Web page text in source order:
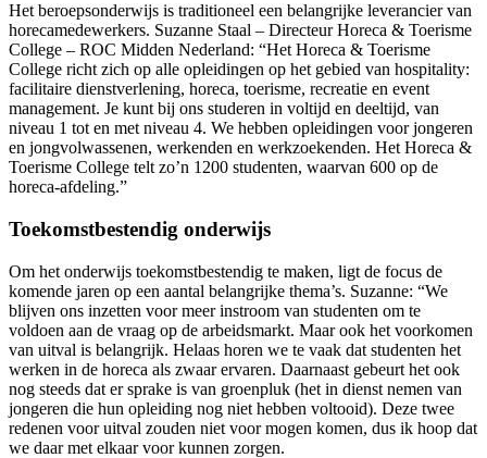
Het beroepsonderwijs is traditioneel een belangrijke leverancier van
horecamedewerkers. Suzanne Staal – Directeur Horeca & Toerisme
College – ROC Midden Nederland: “Het Horeca & Toerisme
College richt zich op alle opleidingen op het gebied van hospitality:
facilitaire dienstverlening, horeca, toerisme, recreatie en event
management. Je kunt bij ons studeren in voltijd en deeltijd, van
niveau 1 tot en met niveau 4. We hebben opleidingen voor jongeren
en jongvolwassenen, werkenden en werkzoekenden. Het Horeca &
Toerisme College telt zo’n 1200 studenten, waarvan 600 op de
horeca-afdeling.”
Toekomstbestendig onderwijs
Om het onderwijs toekomstbestendig te maken, ligt de focus de
komende jaren op een aantal belangrijke thema’s. Suzanne: “We
blijven ons inzetten voor meer instroom van studenten om te
voldoen aan de vraag op de arbeidsmarkt. Maar ook het voorkomen
van uitval is belangrijk. Helaas horen we te vaak dat studenten het
werken in de horeca als zwaar ervaren. Daarnaast gebeurt het ook
nog steeds dat er sprake is van groenpluk (het in dienst nemen van
jongeren die hun opleiding nog niet hebben voltooid). Deze twee
redenen voor uitval zouden niet voor mogen komen, dus ik hoop dat
we daar met elkaar voor kunnen zorgen.